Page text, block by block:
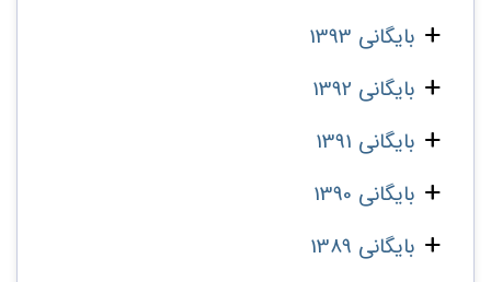
بایگانی 1393
بایگانی 1392
بایگانی 1391
بایگانی 1390
بایگانی 1389